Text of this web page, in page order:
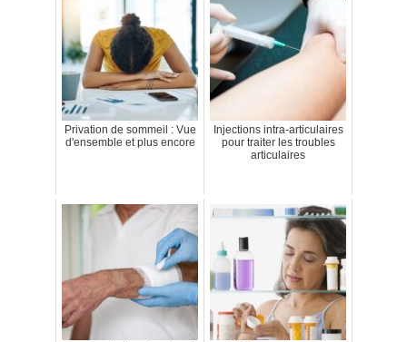
Privation de sommeil : Vue
d'ensemble et plus encore
Injections intra-articulaires
pour traiter les troubles
articulaires